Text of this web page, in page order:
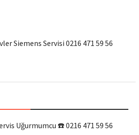
Siemens Servisi 0216 471 59 56
Uğurmumcu ☎️ 0216 471 59 56